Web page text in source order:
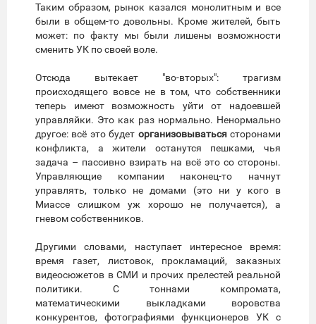
Таким образом, рынок казался монолитным и все
были в общем-то довольны. Кроме жителей, быть
может: по факту мы были лишены возможности
сменить УК по своей воле.
Отсюда вытекает "во-вторых": трагизм
происходящего вовсе не в том, что собственники
теперь имеют возможность уйти от надоевшей
управляйки. Это как раз нормально. Ненормально
другое: всё это будет организовыватьсясторонами
конфликта, а жители останутся пешками, чья
задача – пассивно взирать на всё это со стороны.
Управляющие компании наконец-то начнут
управлять, только не домами (это ни у кого в
Миассе слишком уж хорошо не получается), а
гневом собственников.
Другими словами, наступает интересное время:
время газет, листовок, прокламаций, заказных
видеосюжетов в СМИ и прочих прелестей реальной
политики. С тоннами компромата,
математическими выкладками воровства
конкурентов, фотографиями функционеров УК с